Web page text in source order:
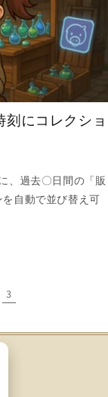
刻にコレクショ
、過去〇日間の「販
自動で並び替え可
3